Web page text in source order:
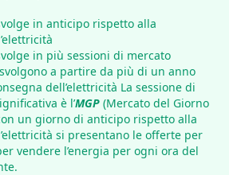
in anticipo rispetto alla
in più sessioni di mercato
a partire da più di un anno
dell’elettricità La sessione di
è l’MGP (Mercato del Giorno
un giorno di anticipo rispetto alla
si presentano le offerte per
vendere l’energia per ogni ora del